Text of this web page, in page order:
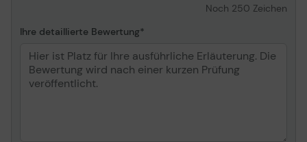
Noch 250 Zeichen
Ihre detaillierte Bewertung